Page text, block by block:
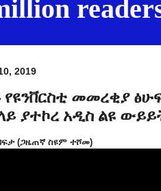
2019
የዩንቨርስቲ መመረቂያ
ያተኮረ አዲስ ልዩ
(ጋዜጠኛ ስዩም ተሾመ)